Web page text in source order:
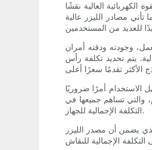
القوة الكهربائية العالية نقشًا
مصادر الليزر عالية
وجودته ودقته أمران
يتم تحديد تكلفة رأس
الموثوق به وسهل الاستخدام أمرًا ضروريًا
والتي تساهم جميعها في
التكلفة الإجمالية للجهاز.
التبريد، الذي يضمن أن مصدر الليزر